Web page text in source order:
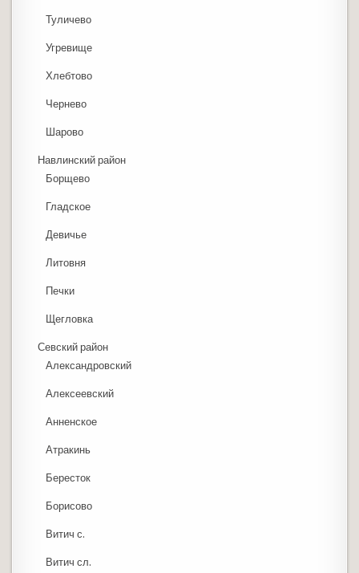
Туличево
Угревище
Хлебтово
Чернево
Шарово
Навлинский район
Борщево
Гладское
Девичье
Литовня
Печки
Щегловка
Севский район
Александровский
Алексеевский
Анненское
Атракинь
Бересток
Борисово
Витич с.
Витич сл.